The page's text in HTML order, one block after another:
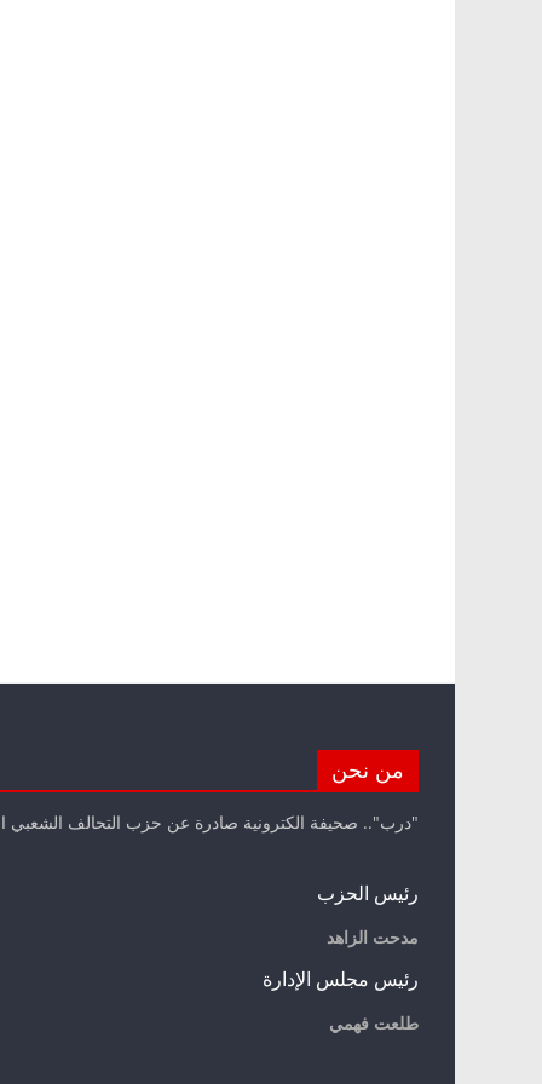
من نحن
"درب".. صحيفة الكترونية صادرة عن حزب التحالف الشعبي
رئيس الحزب
مدحت الزاهد
رئيس مجلس الإدارة
طلعت فهمي